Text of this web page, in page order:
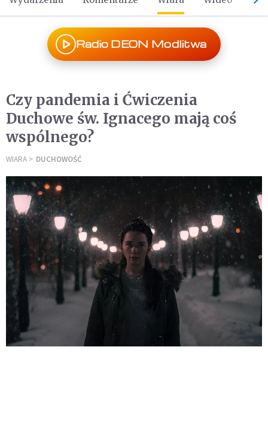
Radio DEON Modlitwa
Czy pandemia i Ćwiczenia
Duchowe św. Ignacego mają coś
wspólnego?
WIARA DUCHOWOŚĆ